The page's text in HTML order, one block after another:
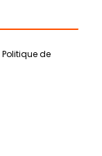
Politique de